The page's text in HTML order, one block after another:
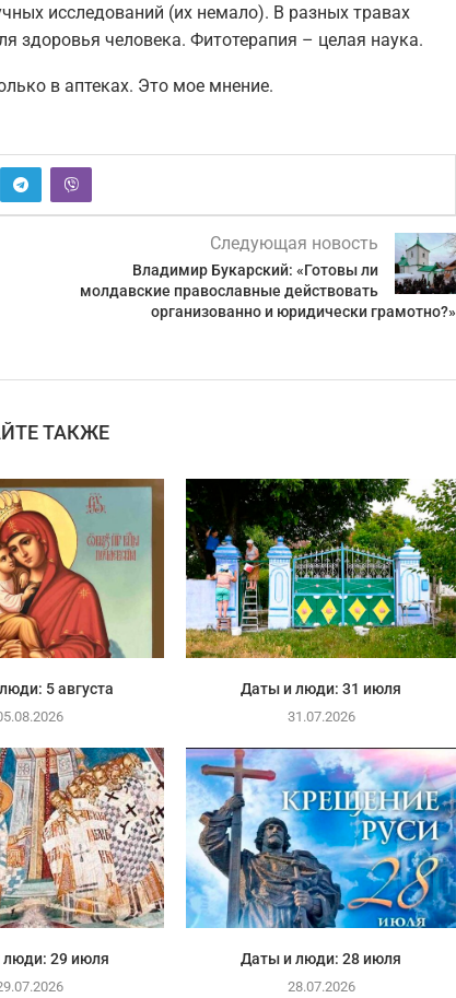
исследований (их немало). В разных травах
здоровья человека. Фитотерапия – целая наука.
в аптеках. Это мое мнение.
Следующая новость
Владимир Букарский: «Готовы ли
молдавские православные действовать
организованно и юридически грамотно?»
ТАКЖЕ
5 августа Даты и люди: 31 июля
31.07.2026
29 июля Даты и люди: 28 июля
28.07.2026